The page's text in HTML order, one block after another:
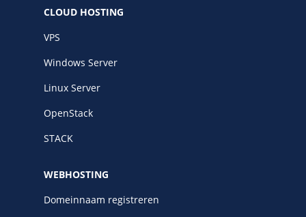
CLOUD HOSTING
VPS
Windows Server
Linux Server
OpenStack
STACK
WEBHOSTING
Domeinnaam registreren